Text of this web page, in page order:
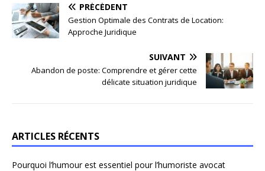
PRÉCÉDENT
Gestion Optimale des Contrats de Location:
Approche Juridique
SUIVANT
Abandon de poste: Comprendre et gérer cette
délicate situation juridique
ARTICLES RÉCENTS
Pourquoi l’humour est essentiel pour l’humoriste avocat